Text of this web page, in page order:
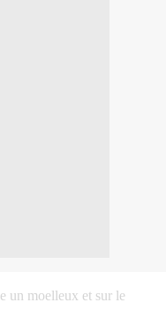
un moelleux et sur le